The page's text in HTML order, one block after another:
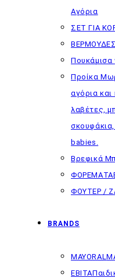
Αγόρια
ΣΕΤ ΓΙΑ
Πουκάμισα
Προίκα
αγόρια
λαβέτες,
babies.
Βρεφικά
ΦΟΡΕΜΑΤΑ
ΦΟΥΤΕΡ /
BRANDS
MAYORAL
EBITA